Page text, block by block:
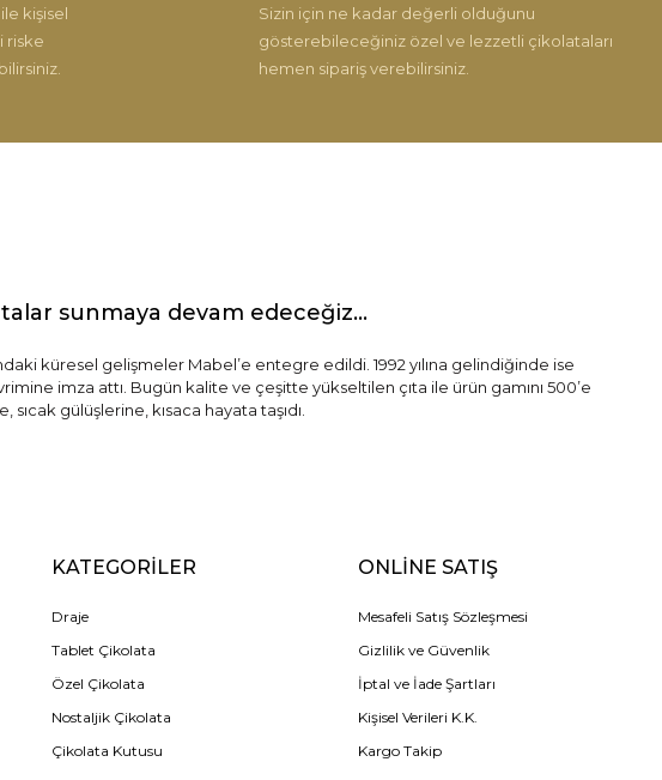
kişisel
riske
Sizin için ne kadar değerli olduğunu
gösterebileceğiniz özel ve lezzetli çikolataları
hemen sipariş verebilirsiniz.
sunmaya devam edeceğiz...
küresel gelişmeler Mabel’e entegre edildi. 1992 yılına gelindiğinde ise
imza attı. Bugün kalite ve çeşitte yükseltilen çıta ile ürün gamını 500’e
gülüşlerine, kısaca hayata taşıdı.
KATEGORİLER
Draje
Tablet Çikolata
Özel Çikolata
Nostaljik Çikolata
Çikolata Kutusu
ONLİNE SATIŞ
Mesafeli Satış Sözleşmesi
Gizlilik ve Güvenlik
İptal ve İade Şartları
Kişisel Verileri K.K.
Kargo Takip